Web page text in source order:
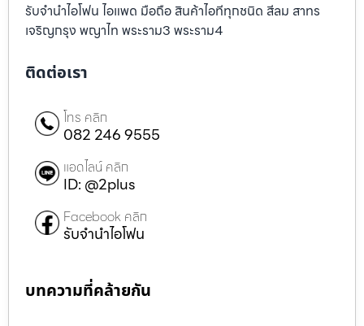
รับจำนำไอโฟน ไอแพด มือถือ สินค้าไอทีทุกชนิด สีลม สาทร
เจริญกรุง พญาไท พระราม3 พระราม4
ติดต่อเรา
โทร คลิก
082 246 9555
แอดไลน์ คลิก
ID: @2plus
Facebook คลิก
รับจำนำไอโฟน
บทความที่คล้ายกัน